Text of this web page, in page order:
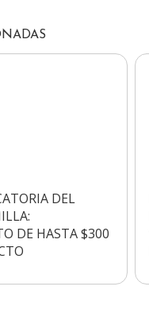
DEL
DE HASTA $300